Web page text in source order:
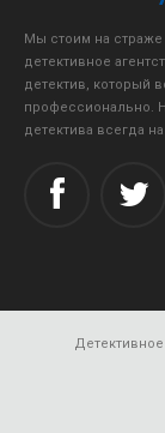
Мы стоим на
детективное
детектив, который
профессионально.
детектива всегда
Детективное